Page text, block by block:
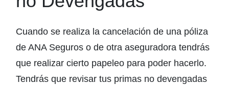
Cuando se realiza la cancelación de una póliza
de ANA Seguros o de otra aseguradora tendrás
que realizar cierto papeleo para poder hacerlo.
Tendrás que revisar tus primas no devengadas